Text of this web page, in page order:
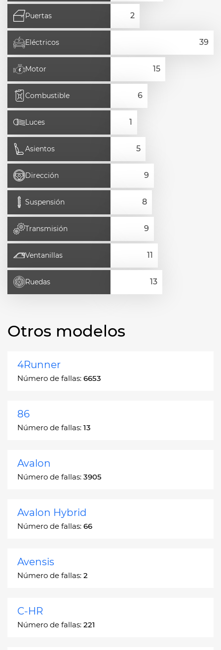
Puertas
Eléctricos
Motor
Combustible
Luces
Asientos
Dirección
Suspensión
Transmisión
Ventanillas
Ruedas
Otros modelos
4Runner
Número de fallas: 6653
86
Número de fallas: 13
Avalon
Número de fallas: 3905
Avalon Hybrid
Número de fallas: 66
Avensis
Número de fallas: 2
C-HR
Número de fallas: 221